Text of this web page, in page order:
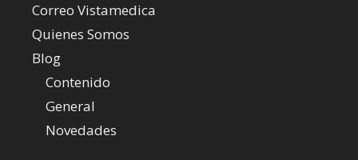
Correo Vistamedica
Quienes Somos
Blog
Contenido
General
Novedades